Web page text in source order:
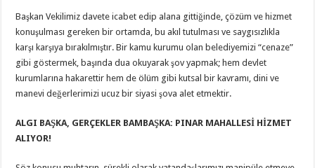
Başkan Vekilimiz davete icabet edip alana gittiğinde, çözüm ve hizmet
konuşulması gereken bir ortamda, bu akıl tutulması ve saygısızlıkla
karşı karşıya bırakılmıştır. Bir kamu kurumu olan belediyemizi “cenaze”
gibi göstermek, başında dua okuyarak şov yapmak; hem devlet
kurumlarına hakarettir hem de ölüm gibi kutsal bir kavramı, dini ve
manevi değerlerimizi ucuz bir siyasi şova alet etmektir.
ALGI BAŞKA, GERÇEKLER BAMBAŞKA: PINAR MAHALLESİ HİZMET
ALIYOR!